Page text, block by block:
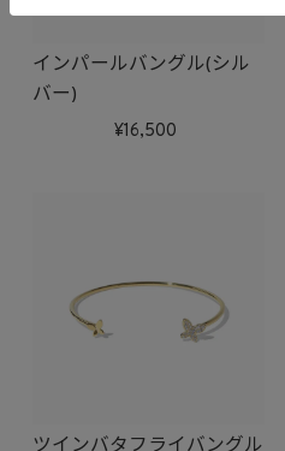
インパールバングル(シル
バー)
16,500
ツインバタフライバングル